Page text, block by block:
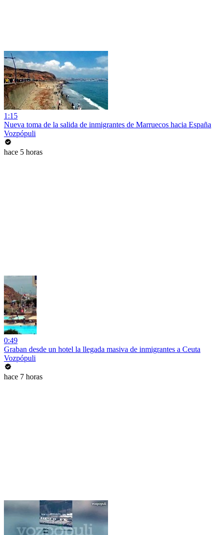
1:15
Nueva toma de la salida de inmigrantes de Marruecos hacia España
Vozpópuli
hace 5 horas
0:49
Graban desde un hotel la llegada masiva de inmigrantes a Ceuta
Vozpópuli
hace 7 horas